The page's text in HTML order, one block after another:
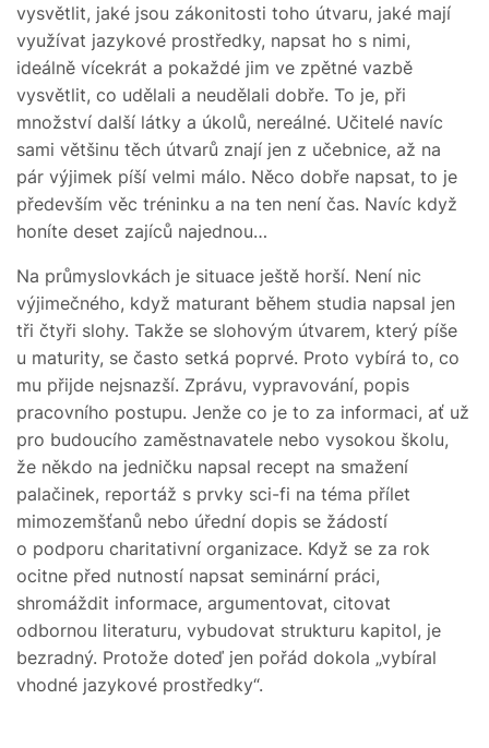
vysvětlit, jaké jsou zákonitosti toho útvaru, jaké mají
využívat jazykové prostředky, napsat ho s nimi,
ideálně vícekrát a pokaždé jim ve zpětné vazbě
vysvětlit, co udělali a neudělali dobře. To je, při
množství další látky a úkolů, nereálné. Učitelé navíc
sami většinu těch útvarů znají jen z učebnice, až na
pár výjimek píší velmi málo. Něco dobře napsat, to je
především věc tréninku a na ten není čas. Navíc když
honíte deset zajíců najednou…
Na průmyslovkách je situace ještě horší. Není nic
výjimečného, když maturant během studia napsal jen
tři čtyři slohy. Takže se slohovým útvarem, který píše
u maturity, se často setká poprvé. Proto vybírá to, co
mu přijde nejsnazší. Zprávu, vypravování, popis
pracovního postupu. Jenže co je to za informaci, ať už
pro budoucího zaměstnavatele nebo vysokou školu,
že někdo na jedničku napsal recept na smažení
palačinek, reportáž s prvky sci-fi na téma přílet
mimozemšťanů nebo úřední dopis se žádostí
o podporu charitativní organizace. Když se za rok
ocitne před nutností napsat seminární práci,
shromáždit informace, argumentovat, citovat
odbornou literaturu, vybudovat strukturu kapitol, je
bezradný. Protože doteď jen pořád dokola „vybíral
vhodné jazykové prostředky“.